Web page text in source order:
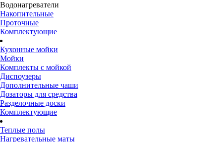
Водонагреватели
Накопительные
Проточные
Комплектующие
Кухонные мойки
Мойки
Комплекты с мойкой
Диспоузеры
Дополнительные чаши
Дозаторы для средства
Разделочные доски
Комплектующие
Теплые полы
Нагревательные маты